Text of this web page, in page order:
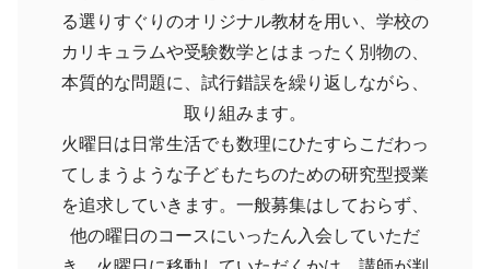
る選りすぐりのオリジナル教材を用い、学校の
カリキュラムや受験数学とはまったく別物の、
本質的な問題に、試行錯誤を繰り返しながら、
取り組みます。
火曜日は日常生活でも数理にひたすらこだわっ
てしまうような子どもたちのための研究型授業
を追求していきます。一般募集はしておらず、
他の曜日のコースにいったん入会していただ